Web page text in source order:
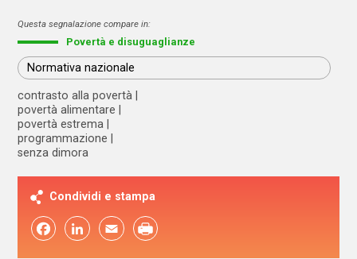
Questa segnalazione compare in:
Povertà e disuguaglianze
Normativa nazionale
contrasto alla povertà
povertà alimentare
povertà estrema
programmazione
senza dimora
Condividi e stampa
FacebookLinkedIn Email